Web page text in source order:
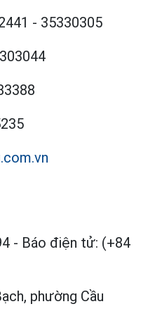
- 35330305
- Báo điện tử: (+84
phường Cầu